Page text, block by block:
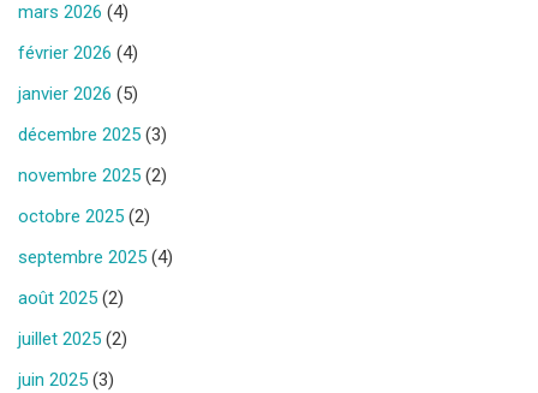
mars 2026 (4)
février 2026 (4)
janvier 2026 (5)
décembre 2025 (3)
novembre 2025 (2)
octobre 2025 (2)
septembre 2025 (4)
août 2025 (2)
juillet 2025 (2)
juin 2025 (3)